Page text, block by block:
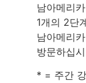
남아메리
1개의 2단
남아메리
방문하십
* = 주간